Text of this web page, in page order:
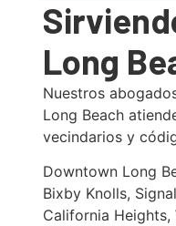
Long
Nuestros
Long Beach
vecindarios y
Downtown Long
Bixby Knolls,
California Heights,